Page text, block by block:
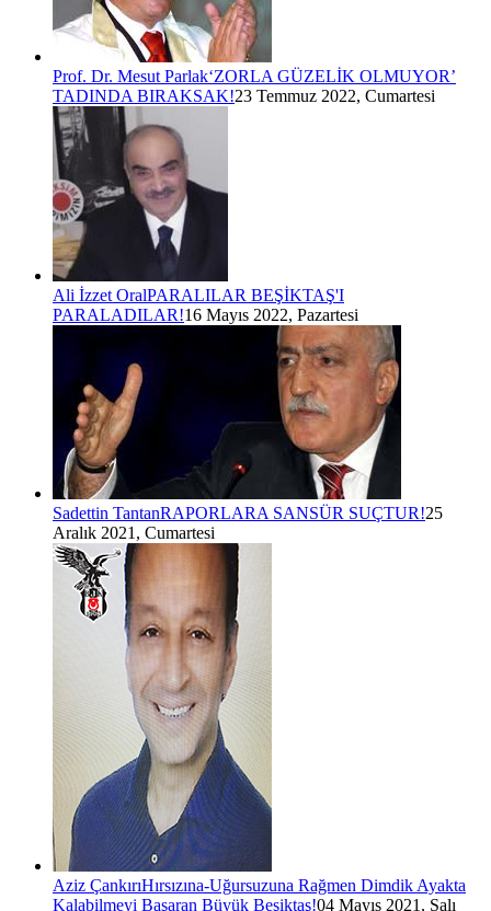
Prof. Dr. Mesut Parlak‘ZORLA GÜZELİK OLMUYOR’
TADINDA BIRAKSAK!23 Temmuz 2022, Cumartesi
Ali İzzet OralPARALILAR BEŞİKTAŞ'I
PARALADILAR!16 Mayıs 2022, Pazartesi
Sadettin TantanRAPORLARA SANSÜR SUÇTUR!25
Aralık 2021, Cumartesi
Aziz ÇankırıHırsızına-Uğursuzuna Rağmen Dimdik Ayakta
Kalabilmeyi Başaran Büyük Beşiktaş!04 Mayıs 2021, Salı